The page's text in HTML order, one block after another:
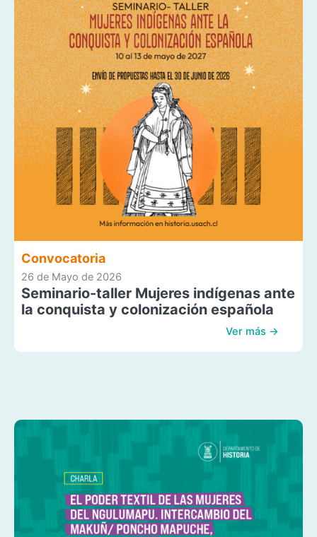
Convocatoria
26 de Mayo de 2026
Seminario-taller Mujeres indígenas ante
la conquista y colonización española
Ver más →